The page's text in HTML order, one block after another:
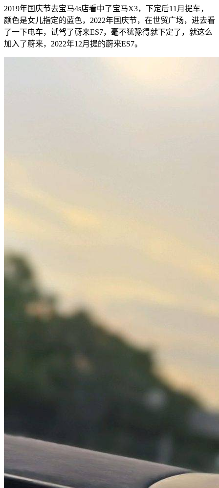
2019年国庆节去宝马4s店看中了宝马X3，下定后11月提车，
颜色是女儿指定的蓝色，2022年国庆节，在世贸广场，进去看
了一下电车，试驾了蔚来ES7，毫不犹豫得就下定了，就这么
加入了蔚来，2022年12月提的蔚来ES7。